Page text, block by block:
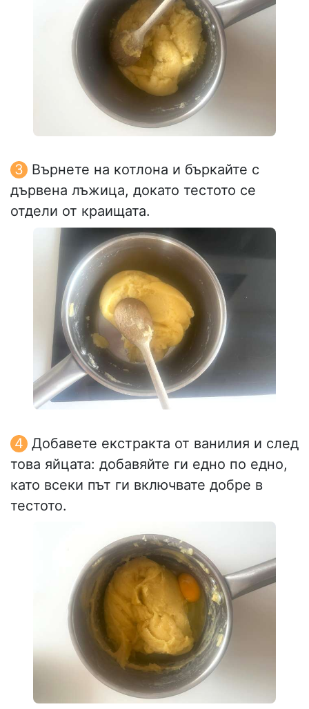
Върнете на котлона и бъркайте с
дървена лъжица, докато тестото се
отдели от краищата.
Добавете екстракта от ванилия и след
това яйцата: добавяйте ги едно по едно,
като всеки път ги включвате добре в
тестото.